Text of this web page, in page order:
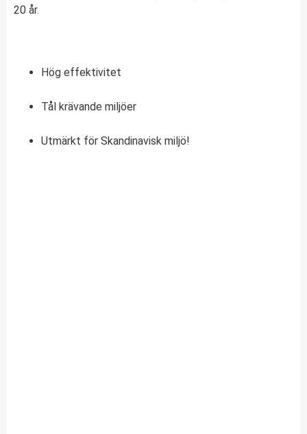
20 år.
Hög effektivitet
Tål krävande miljöer
Utmärkt för Skandinavisk miljö!